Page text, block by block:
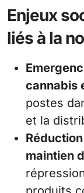
Enjeux
liés à la
cannabis
postes
et la
maintien